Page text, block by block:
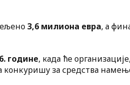
3,6 милиона евра, а
године, када ће
за средства